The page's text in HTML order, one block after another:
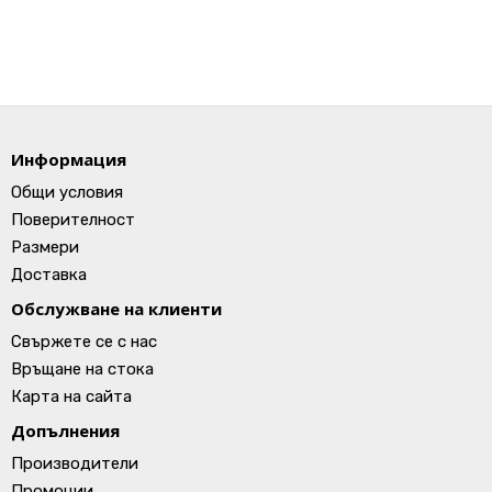
Информация
Общи условия
Поверителност
Размери
Доставка
Обслужване на клиенти
Свържете се с нас
Връщане на стока
Карта на сайта
Допълнения
Производители